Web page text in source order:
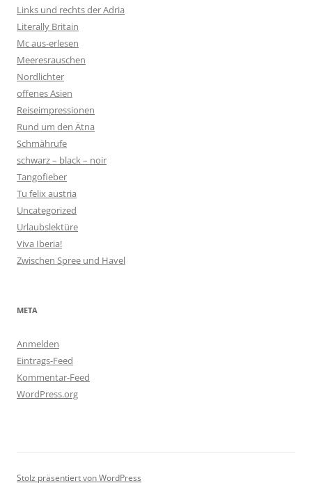
Links und rechts der Adria
Literally Britain
Mc aus-erlesen
Meeresrauschen
Nordlichter
offenes Asien
Reiseimpressionen
Rund um den Ätna
Schmährufe
schwarz – black – noir
Tangofieber
Tu felix austria
Uncategorized
Urlaubslektüre
Viva Iberia!
Zwischen Spree und Havel
META
Anmelden
Eintrags-Feed
Kommentar-Feed
WordPress.org
Stolz präsentiert von WordPress